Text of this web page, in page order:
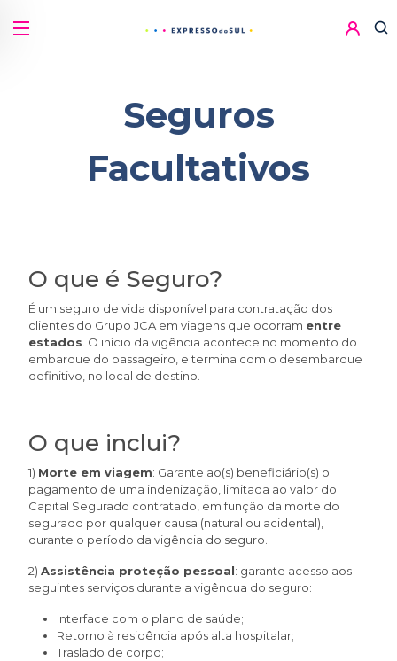
Seguros
Facultativos
O que é Seguro?
É um seguro de vida disponível para contratação dos
clientes do Grupo JCA em viagens que ocorram entre
estados . O início da vigência acontece no momento do
embarque do passageiro, e termina com o desembarque
definitivo, no local de destino.
O que inclui?
1) Morte em viagem: Garante ao(s) beneficiário(s) o
pagamento de uma indenização, limitada ao valor do
Capital Segurado contratado, em função da morte do
segurado por qualquer causa (natural ou acidental),
durante o período da vigência do seguro.
2) Assistência proteção pessoal: garante acesso aos
seguintes serviços durante a vigêncua do seguro:
Interface com o plano de saúde;
Retorno à residência após alta hospitalar;
Traslado de corpo;